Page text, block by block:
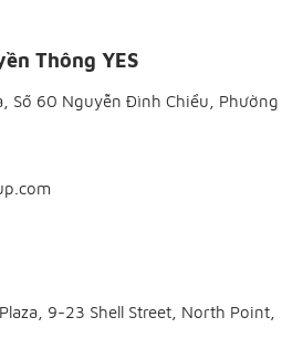
Thông YES
Số 60 Nguyễn Đình Chiểu, Phường
9-23 Shell Street, North Point,